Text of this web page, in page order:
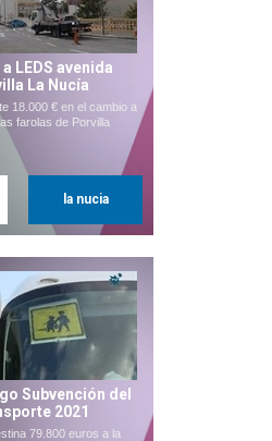
LEDS avenida
La Nucía
18.000 € en el cambio a
farolas de Porvilla
la nucia
Subvención del
2021
79.800 euros a la